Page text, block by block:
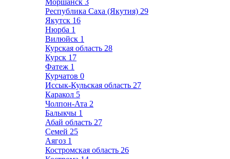
Моршанск 3
Республика Саха (Якутия) 29
Якутск 16
Нюрба 1
Вилюйск 1
Курская область 28
Курск 17
Фатеж 1
Курчатов 0
Иссык-Кульская область 27
Каракол 5
Чолпон-Ата 2
Балыкчы 1
Абай область 27
Семей 25
Аягоз 1
Костромская область 26